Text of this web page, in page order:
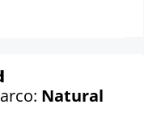
Natural